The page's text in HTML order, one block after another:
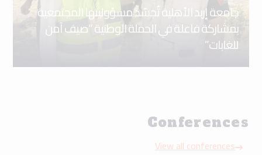
جامعة إربد الأهلية تُجسّد مسؤوليتها المجتمعية
بمشاركة فاعلة في الحملة الوطنية “صيف آمن
للغابات”
Conferences
View all conferences